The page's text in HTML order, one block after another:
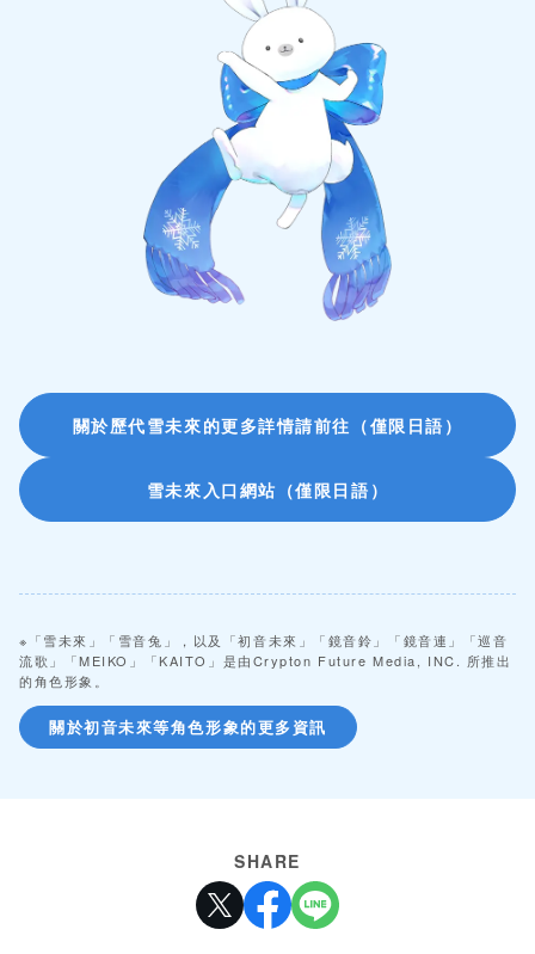
關於歷代雪未來的更多詳情請前往（僅限日語）
雪未來入口網站（僅限日語）
※「雪未來」「雪音兔」，以及「初音未來」「鏡音鈴」「鏡音連」「巡音
流歌」「MEIKO」「KAITO」是由Crypton Future Media, INC. 所推出
的角色形象。
關於初音未來等角色形象的更多資訊
SHARE